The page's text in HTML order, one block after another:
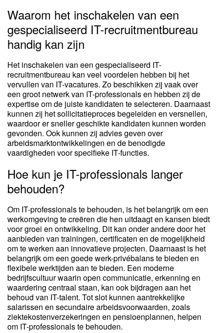
Waarom het inschakelen van een
gespecialiseerd IT-recruitmentbureau
handig kan zijn
Het inschakelen van een gespecialiseerd IT-
recruitmentbureau kan veel voordelen hebben bij het
vervullen van IT-vacatures. Zo beschikken zij vaak over
een groot netwerk van IT-professionals en hebben zij de
expertise om de juiste kandidaten te selecteren. Daarnaast
kunnen zij het sollicitatieproces begeleiden en versnellen,
waardoor er sneller geschikte kandidaten kunnen worden
gevonden. Ook kunnen zij advies geven over
arbeidsmarktontwikkelingen en de benodigde
vaardigheden voor specifieke IT-functies.
Hoe kun je IT-professionals langer
behouden?
Om IT-professionals te behouden, is het belangrijk om een
werkomgeving te creëren die hen uitdaagt en kansen biedt
voor groei en ontwikkeling. Dit kan onder andere door het
aanbieden van trainingen, certificaten en de mogelijkheid
om te werken aan innovatieve projecten. Daarnaast is het
belangrijk om een goede werk-privébalans te bieden en
flexibele werktijden aan te bieden. Een moderne
bedrijfscultuur waarin open communicatie, erkenning en
waardering centraal staan, kan ook bijdragen aan het
behoud van IT-talent. Tot slot kunnen aantrekkelijke
salarissen en secundaire arbeidsvoorwaarden, zoals
ziektekostenverzekeringen en pensioenplannen, helpen
om IT-professionals te behouden.